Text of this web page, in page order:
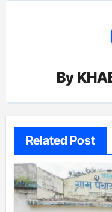
By
Related Post